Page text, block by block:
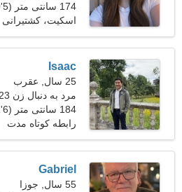
کیلوگرم (127 پوند)
اسکیت، کشتیرانی
Isaac
25 سال, عقرب
مرد به دنبال زن 23-31
کیلوگرم (160 پوند)
رابطه کوتاه مدت
Gabriel
55 سال, جوزا